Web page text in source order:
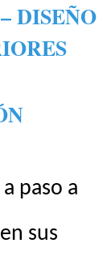
DISEÑO
paso a
sus